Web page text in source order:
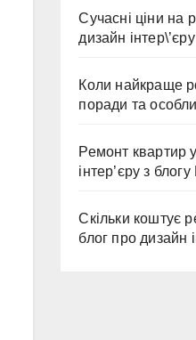
Сучасні ціни на
дизайн інтер\’єру
Коли найкраще
поради та
Ремонт квартир
інтер’єру з
Скільки коштує
блог про дизайн